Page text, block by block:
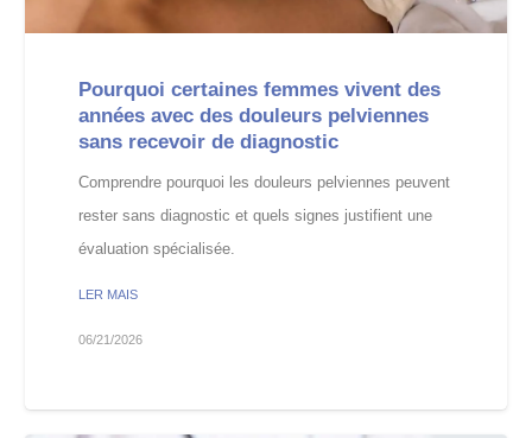
Pourquoi certaines femmes vivent des
années avec des douleurs pelviennes
sans recevoir de diagnostic
Comprendre pourquoi les douleurs pelviennes peuvent
rester sans diagnostic et quels signes justifient une
évaluation spécialisée.
LER MAIS
06/21/2026